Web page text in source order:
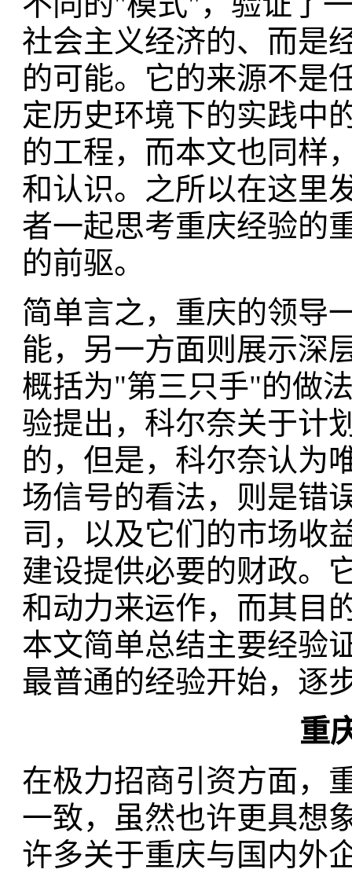
社会主义经济的、而是
的可能。它的来源不是
定历史环境下的实践中
的工程，而本文也同样
和认识。之所以在这里
者一起思考重庆经验的
的前驱。
简单言之，重庆的领导
能，另一方面则展示深
概括为"第三只手"的做
验提出，科尔奈关于计
的，但是，科尔奈认为
场信号的看法，则是错
司，以及它们的市场收
建设提供必要的财政。
和动力来运作，而其目
本文简单总结主要经验
最普通的经验开始，逐
重
在极力招商引资方面，
一致，虽然也许更具想
许多关于重庆与国内外